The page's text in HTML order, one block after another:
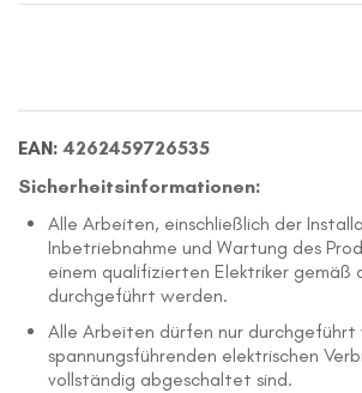
EAN: 4262459726535
Sicherheitsinformationen:
Alle Arbeiten, einschließlich der
Inbetriebnahme und Wartung des
einem qualifizierten Elektriker gemäß
durchgeführt werden.
Alle Arbeiten dürfen nur durchgeführt
spannungsführenden elektrischen
vollständig abgeschaltet sind.